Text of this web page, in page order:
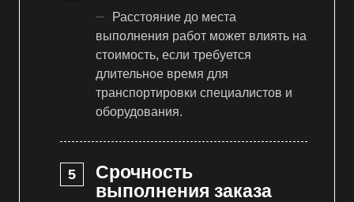
Расстояние до места
выполнения работ может влиять на
стоимость, если требуется
длительное время для
транспортировки специалистов и
оборудования.
Срочность
выполнения заказа